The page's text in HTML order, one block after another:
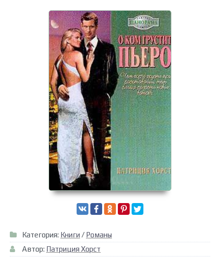
Категория: Книги / Романы
Автор: Патриция Хорст